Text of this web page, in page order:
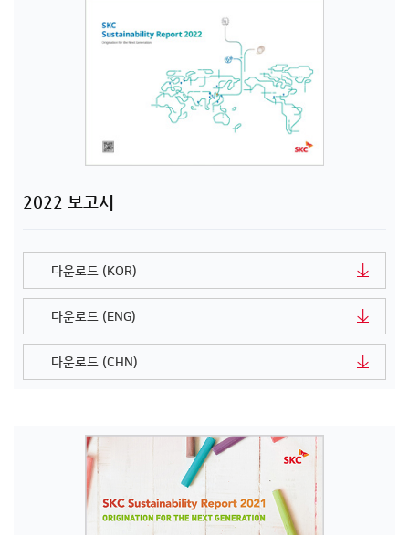
2022 보고서
다운로드 (KOR)
다운로드 (ENG)
다운로드 (CHN)